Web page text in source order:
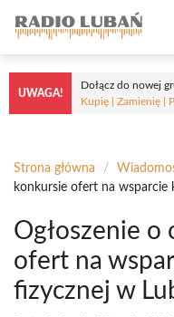
treści
UWAGA!
Dołącz do nowej
Kupię | Zamienię |
Strona główna /
konkursie ofert na
Ogłoszenie
ofert na
fizycznej w